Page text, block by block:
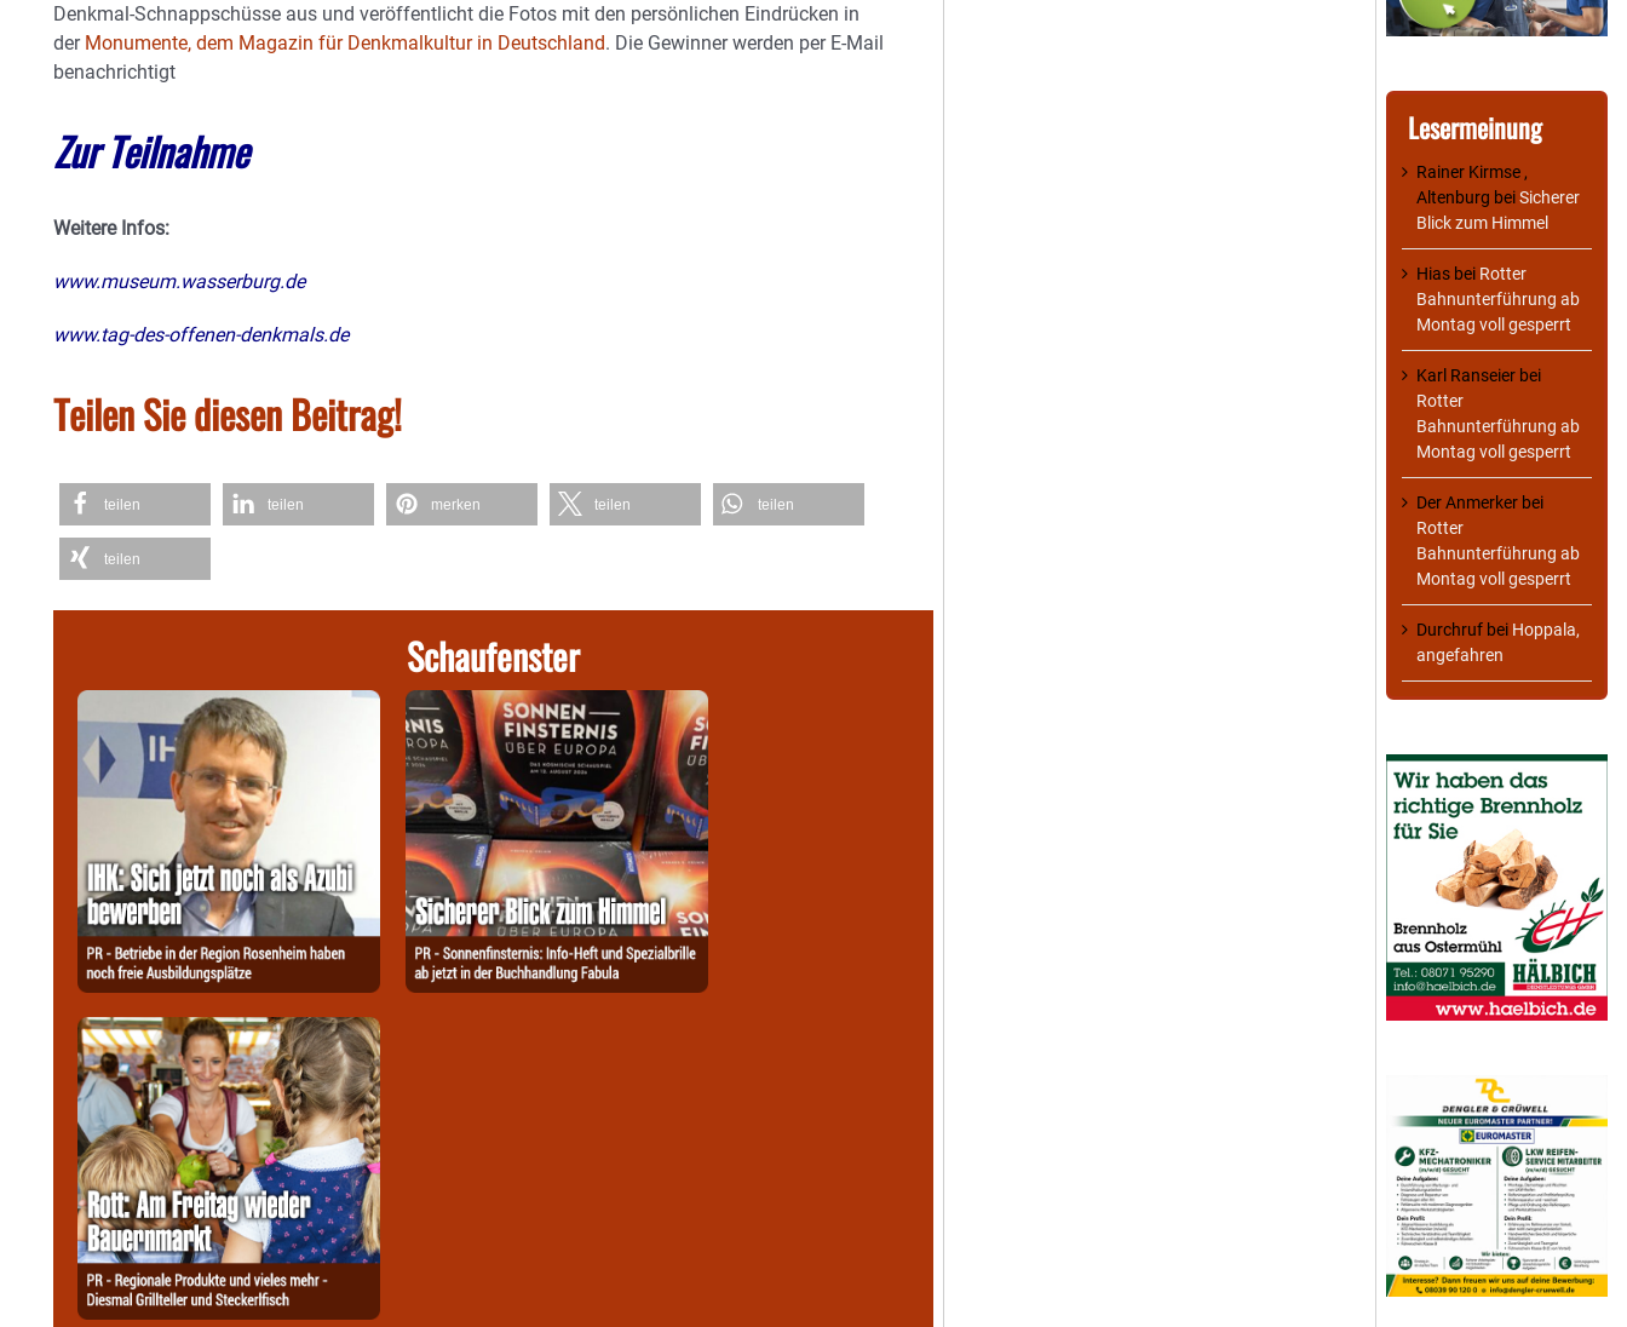
Denkmal-Schnappschüsse aus und veröffentlicht die Fotos mit den persönlichen Eindrücken in
der Monumente, dem Magazin für Denkmalkultur in Deutschland. Die Gewinner werden per E-Mail
benachrichtigt
Zur Teilnahme
Weitere Infos:
www.museum.wasserburg.de
www.tag-des-offenen-denkmals.de
Teilen Sie diesen Beitrag!
teilen teilen merken teilen teilen
teilen
Schaufenster
Lesermeinung
Rainer Kirmse ,
Altenburg beiSicherer
Blick zum Himmel
Hias bei Rotter
Bahnunterführung ab
Montag voll gesperrt
Karl Ranseier bei
Rotter
Bahnunterführung ab
Montag voll gesperrt
Der Anmerker bei
Rotter
Bahnunterführung ab
Montag voll gesperrt
Durchruf bei Hoppala,
angefahren